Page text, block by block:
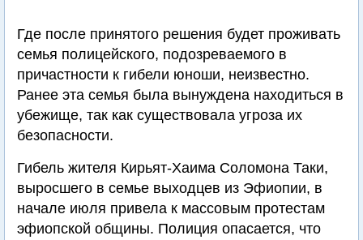
Где после принятого решения будет проживать
семья полицейского, подозреваемого в
причастности к гибели юноши, неизвестно.
Ранее эта семья была вынуждена находиться в
убежище, так как существовала угроза их
безопасности.
Гибель жителя Кирьят-Хаима Соломона Таки,
выросшего в семье выходцев из Эфиопии, в
начале июля привела к массовым протестам
эфиопской общины. Полиция опасается, что